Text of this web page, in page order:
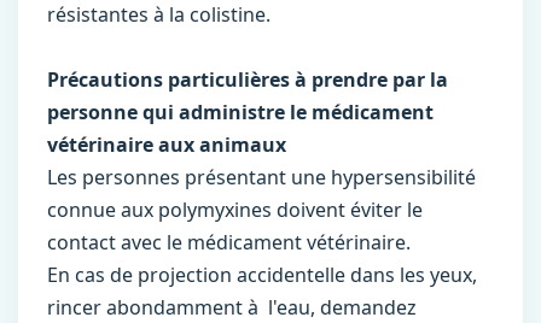
résistantes à la colistine.
Précautions particulières à prendre par la
personne qui administre le médicament
vétérinaire aux animaux
Les personnes présentant une hypersensibilité
connue aux polymyxines doivent éviter le
contact avec le médicament vétérinaire.
En cas de projection accidentelle dans les yeux,
rincer abondamment à l'eau, demandez